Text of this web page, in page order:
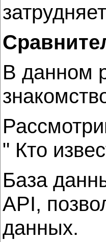
В данном
" Кто
База
API,
данных.